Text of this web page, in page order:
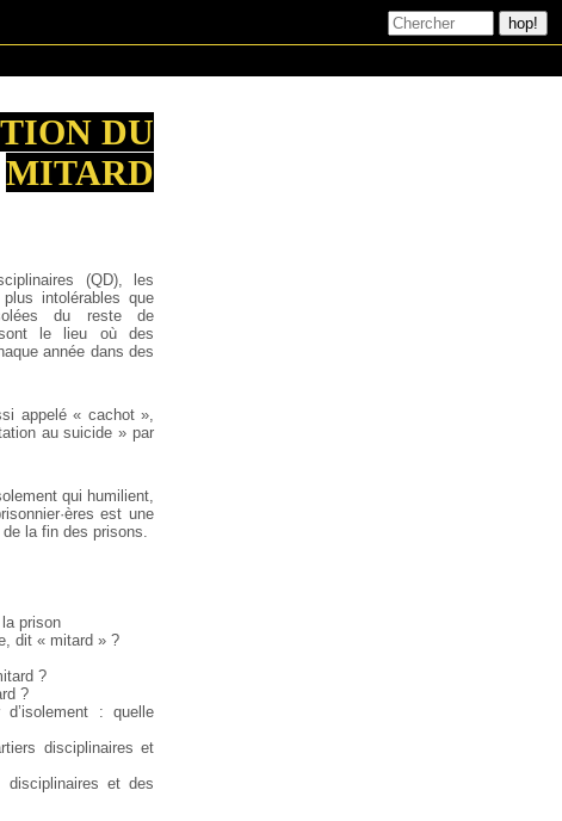
DU
MITARD
(QD), les
intolérables que
du reste de
sont le lieu où des
année dans des
appelé « cachot »,
au suicide » par
qui humilient,
est une
la fin des prisons.
prison
dit « mitard » ?
?
?
: quelle
disciplinaires et
disciplinaires et des